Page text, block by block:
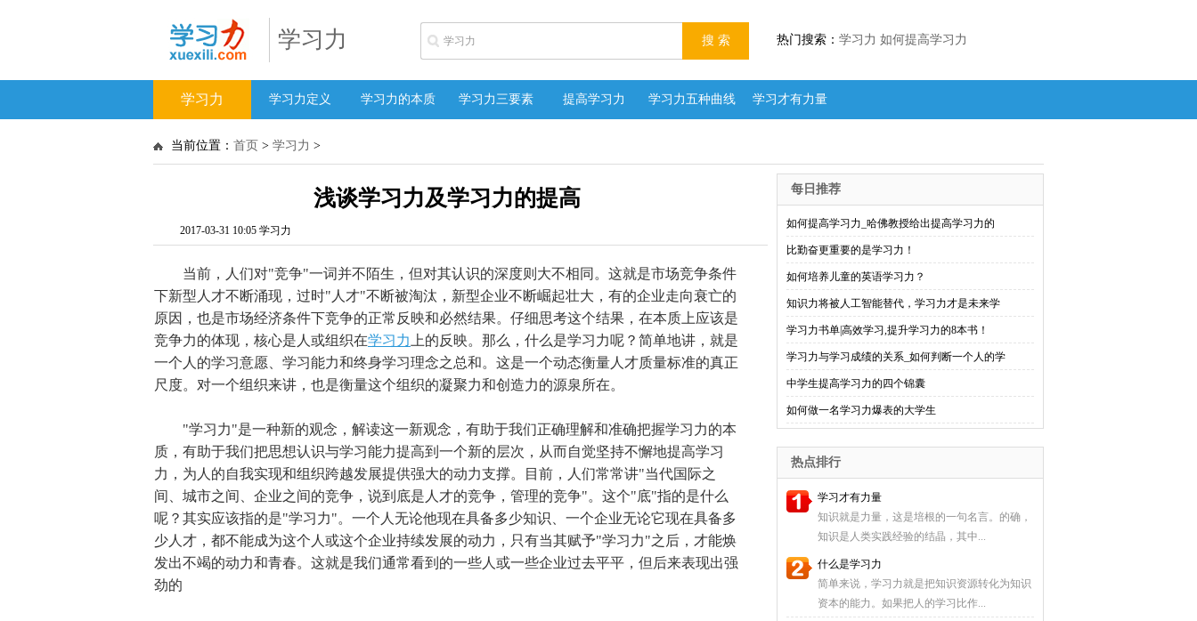
学习力 热门搜索： 学习力 如何提高学习力
学习力 学习力定义 学习力的本质 学习力三要素 提高学习力 学习力五种曲线 学习才有力量
当前位置： 首页 > 学习力 >
浅谈学习力及学习力的提高
2017-03-31 10:05 学习力
当前，人们对"竞争"一词并不陌生，但对其认识的深度则大不相同。这就是市场竞争条件
下新型人才不断涌现，过时"人才"不断被淘汰，新型企业不断崛起壮大，有的企业走向衰亡的
原因，也是市场经济条件下竞争的正常反映和必然结果。仔细思考这个结果，在本质上应该是
竞争力的体现，核心是人或组织在学习力 上的反映。那么，什么是学习力呢？简单地讲，就是
一个人的学习意愿、学习能力和终身学习理念之总和。这是一个动态衡量人才质量标准的真正
尺度。对一个组织来讲，也是衡量这个组织的凝聚力和创造力的源泉所在。
"学习力"是一种新的观念，解读这一新观念，有助于我们正确理解和准确把握学习力的本
质，有助于我们把思想认识与学习能力提高到一个新的层次，从而自觉坚持不懈地提高学习
力，为人的自我实现和组织跨越发展提供强大的动力支撑。目前，人们常常讲"当代国际之
间、城市之间、企业之间的竞争，说到底是人才的竞争，管理的竞争"。这个"底"指的是什么
呢？其实应该指的是"学习力"。一个人无论他现在具备多少知识、一个企业无论它现在具备多
少人才，都不能成为这个人或这个企业持续发展的动力，只有当其赋予"学习力"之后，才能焕
发出不竭的动力和青春。这就是我们通常看到的一些人或一些企业过去平平，但后来表现出强
劲的
每日推荐
如何提高学习力_哈佛教授给出提高学习力的
比勤奋更重要的是学习力！
如何培养儿童的英语学习力？
知识力将被人工智能替代，学习力才是未来学
学习力书单|高效学习,提升学习力的8本书！
学习力与学习成绩的关系_如何判断一个人的学
中学生提高学习力的四个锦囊
如何做一名学习力爆表的大学生
热点排行
学习才有力量
知识就是力量，这是培根的一句名言。的确，
知识是人类实践经验的结晶，其中...
什么是学习力
简单来说，学习力就是把知识资源转化为知识
资本的能力。如果把人的学习比作...